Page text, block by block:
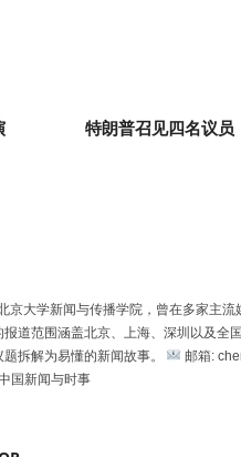
特朗普召见四名议
京大学新闻与传播学院，曾在多家主流
道范围涵盖北京、上海、深圳以及全
拆解为易懂的新闻故事。
邮箱:
国新闻与时事